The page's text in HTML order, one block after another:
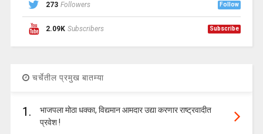
273 Followers Follow
2.09K Subscribers Subscribe
चर्चेतील प्रमुख बातम्या
1.
भाजपला मोठा धक्का, विद्यमान आमदार उद्या करणार राष्ट्रवादीत
प्रवेश !